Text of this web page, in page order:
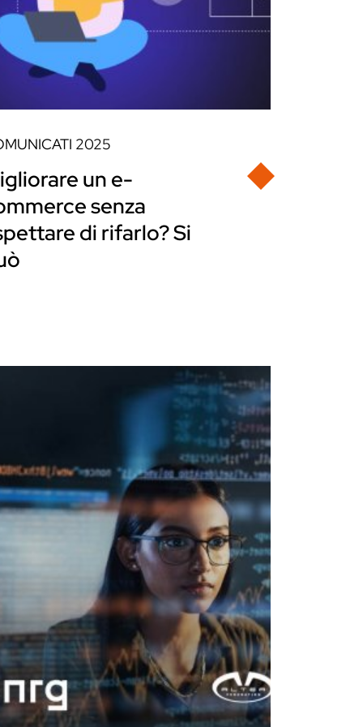
2025
un e-
senza
di rifarlo? Si